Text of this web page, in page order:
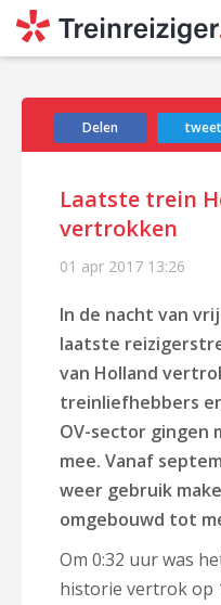
Delen tweet
Laatste trein
vertrokken
01 apr 2017 13:26
In de nacht van
laatste
van Holland
treinliefhebbers
OV-sector gingen
mee. Vanaf
weer gebruik
omgebouwd tot
Om 0:32 uur was
historie vertrok op